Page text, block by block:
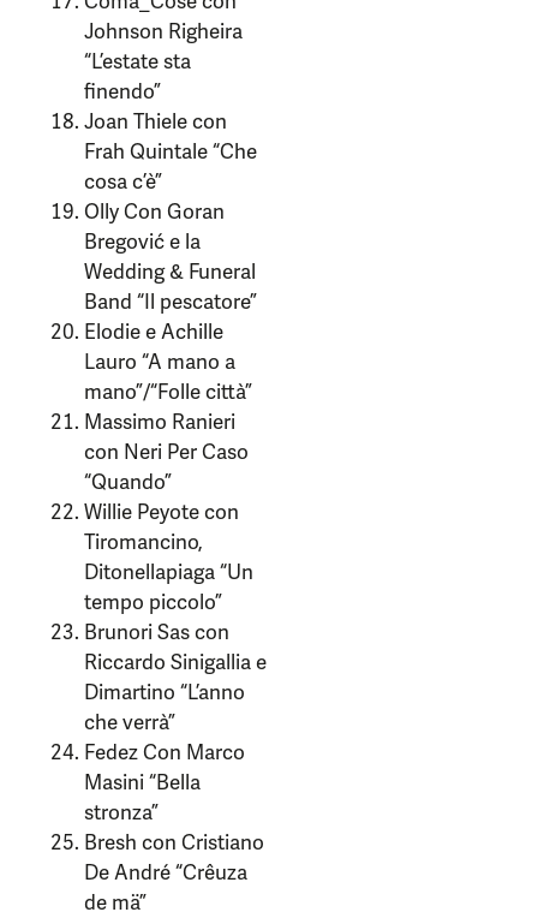
Johnson Righeira
“L’estate sta
finendo”
Joan Thiele con
Frah Quintale “Che
cosa c’è”
Olly Con Goran
Bregović e la
Wedding & Funeral
Band “Il pescatore”
Elodie e Achille
Lauro “A mano a
mano”/“Folle città”
Massimo Ranieri
con Neri Per Caso
“Quando”
Willie Peyote con
Tiromancino,
Ditonellapiaga “Un
tempo piccolo”
Brunori Sas con
Riccardo Sinigallia e
Dimartino “L’anno
che verrà”
Fedez Con Marco
Masini “Bella
stronza”
Bresh con Cristiano
De André “Crêuza
de mä”